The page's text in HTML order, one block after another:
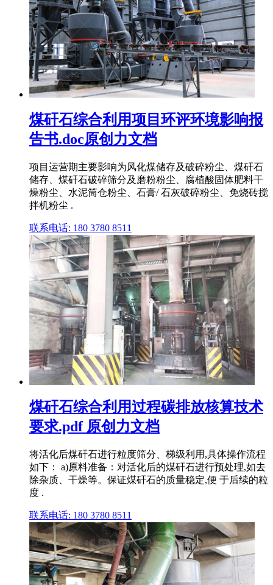
煤矸石综合利用项目环评环境影响报
告书.doc原创力文档
项目运营期主要影响为风化煤储存及破碎粉尘、煤矸石
储存、煤矸石破碎筛分及磨粉粉尘、腐植酸固体肥料干
燥粉尘、水泥筒仓粉尘、石膏/ 石灰破碎粉尘、免烧砖搅
拌机粉尘 .
联系电话: 180 3780 8511
煤矸石综合利用过程碳排放核算技术
要求.pdf 原创力文档
将活化后煤矸石进行粒度筛分、梯级利用,具体操作流程
如下： a)原料准备：对活化后的煤矸石进行预处理,如去
除杂质、干燥等。保证煤矸石的质量稳定,便 于后续的粒
度 .
联系电话: 180 3780 8511